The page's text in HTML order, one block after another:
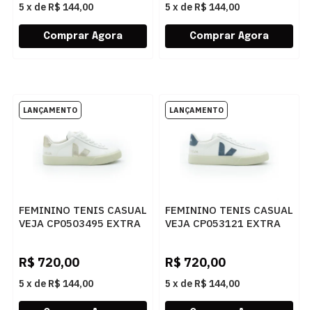
5 x de R$ 144,00 5 x de R$ 144,00
FEMININO TENIS CASUAL
VEJA CP0503495 EXTRA
R$ 720,00
5 x de R$ 144,00
FEMININO TENIS CASUAL
VEJA CP053121 EXTRA
R$ 720,00
5 x de R$ 144,00